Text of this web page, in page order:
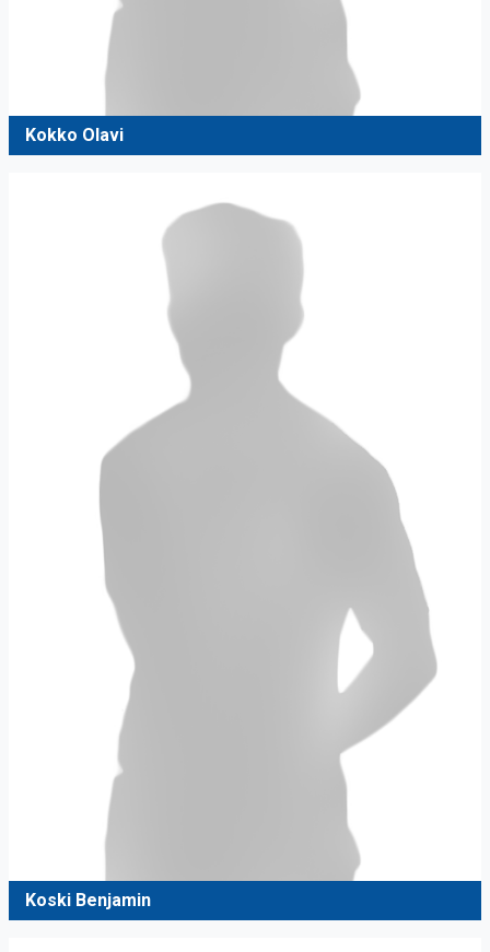
Kokko Olavi
Koski Benjamin